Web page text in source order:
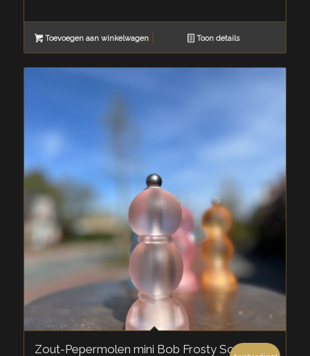
was:
€ 52,50.
is:
€ 32,50.
Toevoegen aan winkelwagen Toon details
Zout-Pepermolen mini Bob Frosty Soft